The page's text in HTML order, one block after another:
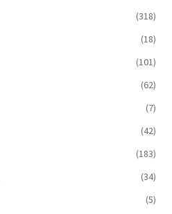
(318)
(18)
(101)
(62)
(7)
(42)
(183)
(34)
(5)